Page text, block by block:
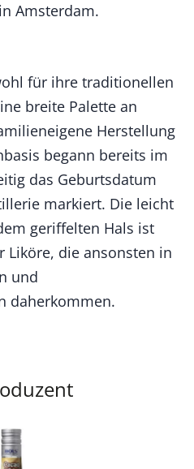
Amsterdam.
für ihre traditionellen
breite Palette an
Herstellung
begann bereits im
das Geburtsdatum
markiert. Die leicht
geriffelten Hals ist
Liköre, die ansonsten in
und
daherkommen.